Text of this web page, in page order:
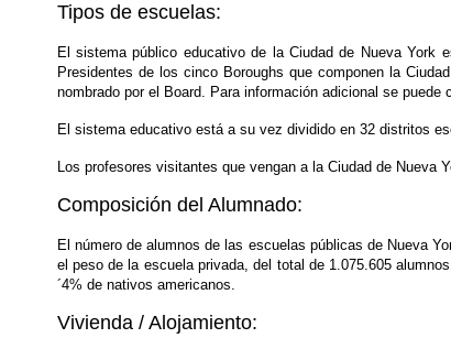
Tipos de escuelas:
El sistema público educativo de la Ciudad de Nueva
Presidentes de los cinco Boroughs que componen la
nombrado por el Board. Para información adicional se
El sistema educativo está a su vez dividido en 32 distritos
Los profesores visitantes que vengan a la Ciudad de Nueva
Composición del Alumnado:
El número de alumnos de las escuelas públicas de Nueva
el peso de la escuela privada, del total de 1.075.605
´4% de nativos americanos.
Vivienda / Alojamiento: